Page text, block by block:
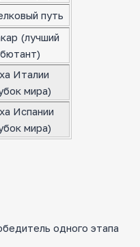
путь
(лучший
Италии
мира)
Испании
мира)
одного этапа